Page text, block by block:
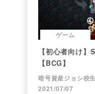
ゲーム
【初心者向け
【BCG】
暗号資産ジョシ校
2021/07/07